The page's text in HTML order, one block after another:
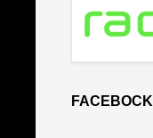
FACEBOCK